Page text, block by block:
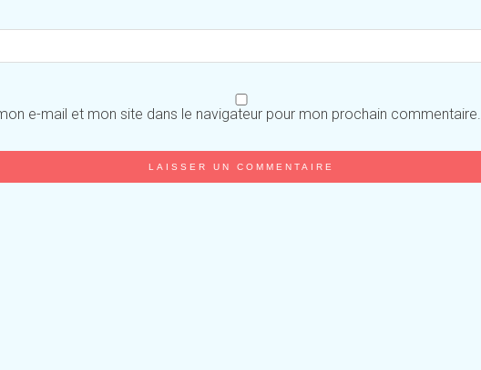
e-mail et mon site dans le navigateur pour mon prochain commentaire.